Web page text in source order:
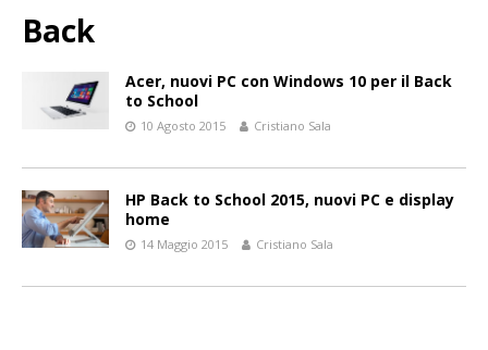
Back
Acer, nuovi PC con Windows 10 per il Back
to School
10 Agosto 2015 Cristiano Sala
HP Back to School 2015, nuovi PC e display
home
14 Maggio 2015 Cristiano Sala